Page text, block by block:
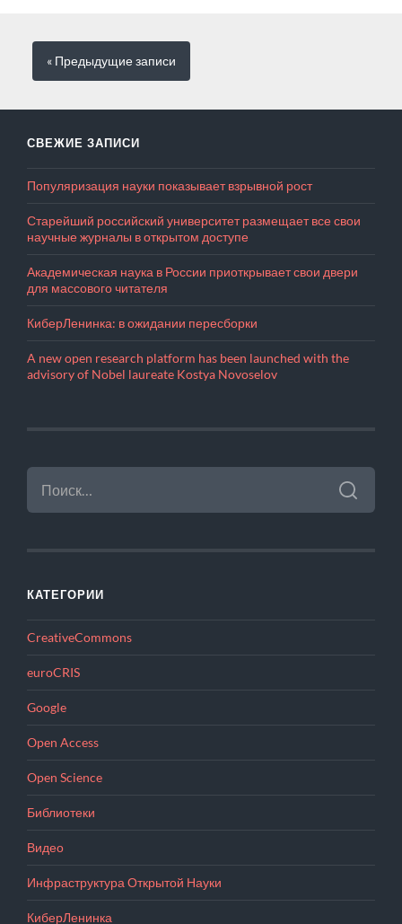
« Предыдущиезаписи
СВЕЖИЕ ЗАПИСИ
Популяризация науки показывает взрывной рост
Старейший российский университет размещает все свои
научные журналы в открытом доступе
Академическая наука в России приоткрывает свои двери
для массового читателя
КиберЛенинка: в ожидании пересборки
A new open research platform has been launched with the
advisory of Nobel laureate Kostya Novoselov
НАЙТИ:
КАТЕГОРИИ
CreativeCommons
euroCRIS
Google
Open Access
Open Science
Библиотеки
Видео
Инфраструктура Открытой Науки
КиберЛенинка